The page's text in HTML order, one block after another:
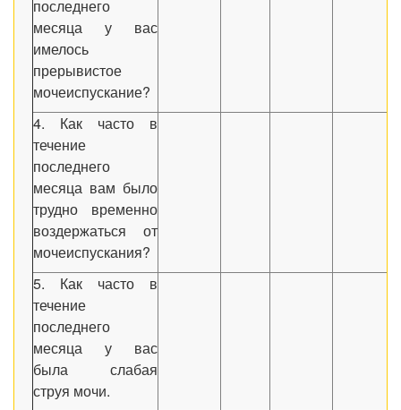
последнего
месяца у вас
имелось
прерывистое
мочеиспускание?
4. Как часто в
течение
последнего
месяца вам было
трудно временно
воздержаться от
мочеиспускания?
5. Как часто в
течение
последнего
месяца у вас
была слабая
струя мочи.